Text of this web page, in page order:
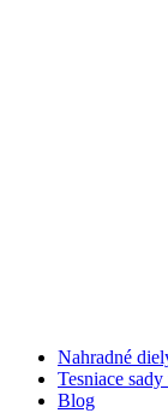
Nahradné
Tesniace sady
Blog